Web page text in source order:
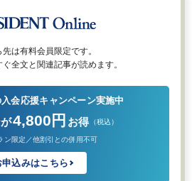
は有料会員限定です。
全文と関連記事が読めます。
会応援キャンペーン実施中
4,800円 お得 （税込）
ン限定／他割引との併用不可
申込みはこちら